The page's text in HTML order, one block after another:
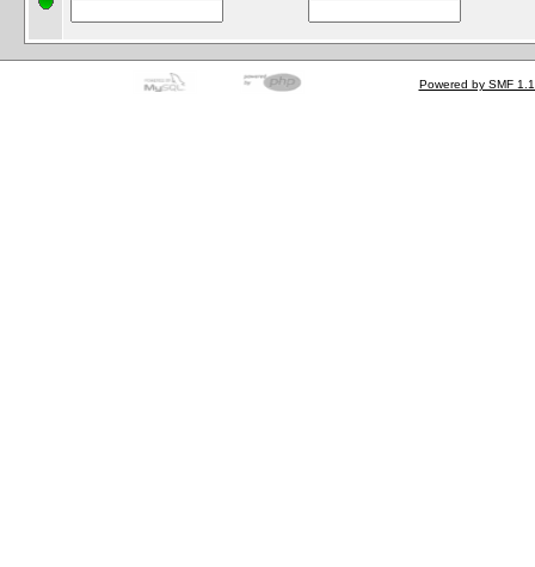
Powered by SMF